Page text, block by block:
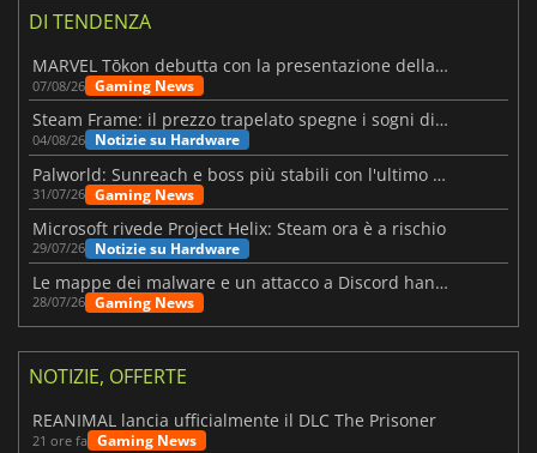
DI TENDENZA
MARVEL Tōkon debutta con la presentazione della roadmap per il primo anno
07/08/26 Gaming News
Steam Frame: il prezzo trapelato spegne i sogni di un VR economico
04/08/26 Notizie su Hardware
Palworld: Sunreach e boss più stabili con l'ultimo update
31/07/26 Gaming News
Microsoft rivede Project Helix: Steam ora è a rischio
29/07/26 Notizie su Hardware
Le mappe dei malware e un attacco a Discord hanno colpito Meccha Chameleon
28/07/26 Gaming News
NOTIZIE, OFFERTE
REANIMAL lancia ufficialmente il DLC The Prisoner
21 ore fa Gaming News